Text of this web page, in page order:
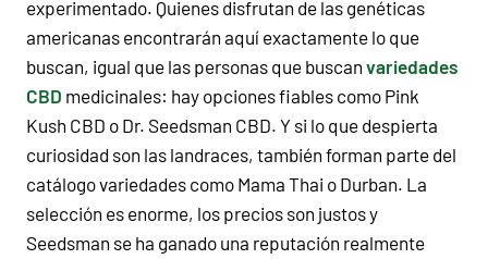
experimentado. Quienes disfrutan de las genéticas
americanas encontrarán aquí exactamente lo que
buscan, igual que las personas que buscan variedades
CBD medicinales: hay opciones fiables como Pink
Kush CBD o Dr. Seedsman CBD. Y si lo que despierta
curiosidad son las landraces, también forman parte del
catálogo variedades como Mama Thai o Durban. La
selección es enorme, los precios son justos y
Seedsman se ha ganado una reputación realmente